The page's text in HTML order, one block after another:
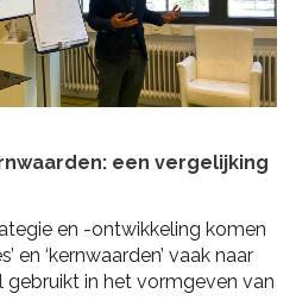
een vergelijking
en -ontwikkeling komen
en ‘kernwaarden’ vaak naar
gebruikt in het vormgeven van